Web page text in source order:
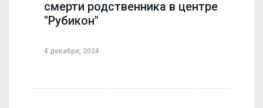
смерти родственника в центре
"Рубикон"
4 декабря, 2024